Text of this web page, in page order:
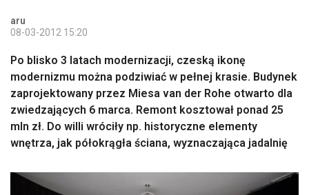
aru
08-03-2012 15:20
Po blisko 3 latach modernizacji, czeską ikonę
modernizmu można podziwiać w pełnej krasie. Budynek
zaprojektowany przez Miesa van der Rohe otwarto dla
zwiedzających 6 marca. Remont kosztował ponad 25
mln zł. Do willi wróciły np. historyczne elementy
wnętrza, jak półokrągła ściana, wyznaczająca jadalnię